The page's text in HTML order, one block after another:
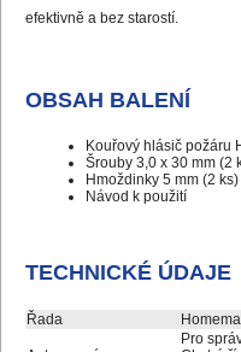
efektivně a bez starostí.
OBSAH BALENÍ
Kouřový hlásič požáru
Šrouby 3,0 x 30 mm (2
Hmoždinky 5 mm (2 ks)
Návod k použití
TECHNICKÉ ÚDAJE
Řada
Pro